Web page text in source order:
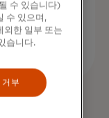
수 있습니다)
수 있으며,
외한 일부 또는
습니다.
거부